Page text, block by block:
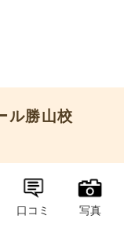
ル勝山校
口コミ 写真